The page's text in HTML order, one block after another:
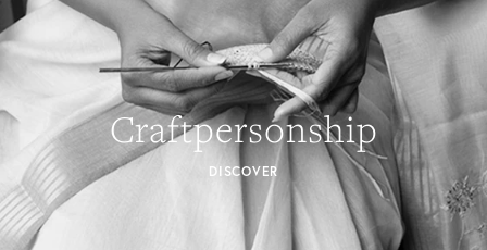
Craftpersonship
DISCOVER